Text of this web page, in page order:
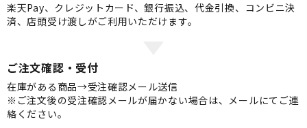
楽天Pay、クレジットカード、銀行振込、代金引換、コンビニ決
済、店頭受け渡しがご利用いただけます。
ご注文確認・受付
在庫がある商品→受注確認メール送信
※ご注文後の受注確認メールが届かない場合は、メールにてご連
絡ください。